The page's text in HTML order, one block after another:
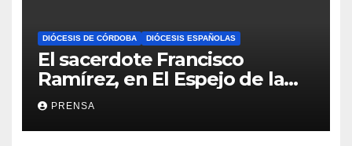
DIÓCESIS DE CÓRDOBA DIÓCESIS ESPAÑOLAS
El sacerdote Francisco
Ramírez, en El Espejo de la
Iglesia
PRENSA